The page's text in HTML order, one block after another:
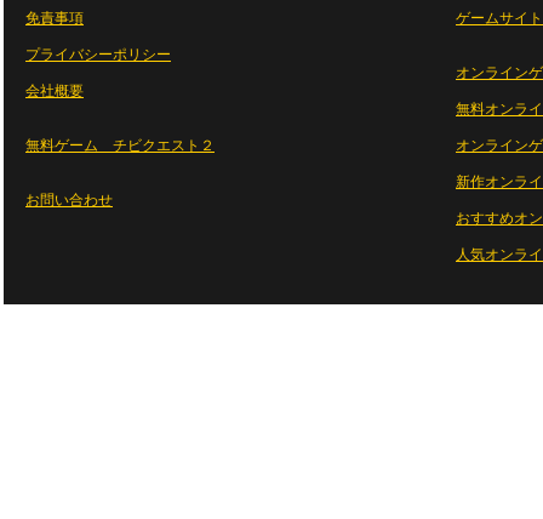
免責事項
プライバシーポリシー
会社概要
無料ゲーム チビクエスト２
お問い合わせ
ゲームサイ
オンライン
無料オンラ
オンライン
新作オンラ
おすすめオ
人気オンラ